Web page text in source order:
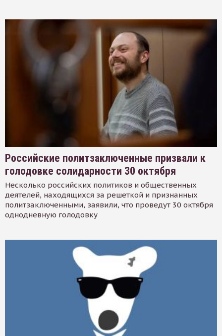
Российские политзаключенные призвали к
голодовке солидарности 30 октября
Несколько российских политиков и общественных
деятелей, находящихся за решеткой и признанных
политзаключенными, заявили, что проведут 30 октября
однодневную голодовку